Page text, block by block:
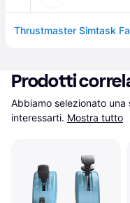
Prodotti
Abbiamo selezionato
interessarti. Mostra tutto